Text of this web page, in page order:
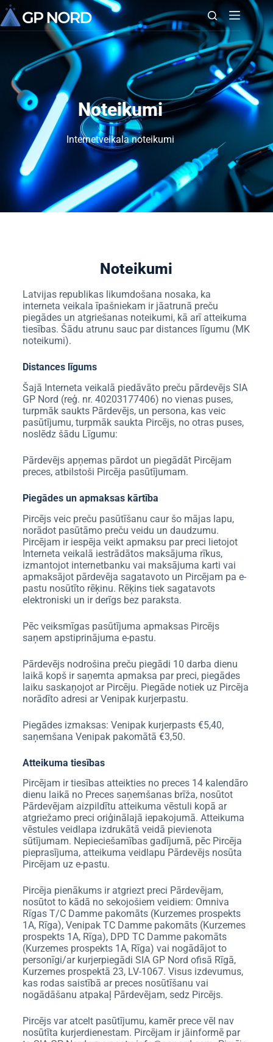
Noteikumi
Internetveikala noteikumi
Noteikumi
Latvijas republikas likumdošana nosaka, ka
interneta veikala īpašniekam ir jāatrunā preču
piegādes un atgriešanas noteikumi, kā arī atteikuma
tiesības. Šādu atrunu sauc par distances līgumu (MK
noteikumi).
Distances līgums
Šajā Interneta veikalā piedāvāto preču pārdevējs SIA
GP Nord (reģ. nr. 40203177406) no vienas puses,
turpmāk saukts Pārdevējs, un persona, kas veic
pasūtījumu, turpmāk saukta Pircējs, no otras puses,
noslēdz šādu Līgumu:
Pārdevējs apņemas pārdot un piegādāt Pircējam
preces, atbilstoši Pircēja pasūtījumam.
Piegādes un apmaksas kārtība
Pircējs veic preču pasūtīšanu caur šo mājas lapu,
norādot pasūtāmo preču veidu un daudzumu.
Pircējam ir iespēja veikt apmaksu par preci lietojot
Interneta veikalā iestrādātos maksājuma rīkus,
izmantojot internetbanku vai maksājuma karti vai
apmaksājot pārdevēja sagatavoto un Pircējam pa e-
pastu nosūtīto rēķinu. Rēķins tiek sagatavots
elektroniski un ir derīgs bez paraksta.
Pēc veiksmīgas pasūtījuma apmaksas Pircējs
saņem apstiprinājuma e-pastu.
Pārdevējs nodrošina preču piegādi 10 darba dienu
laikā kopš ir saņemta apmaksa par preci, piegādes
laiku saskaņojot ar Pircēju. Piegāde notiek uz Pircēja
norādīto adresi ar Venipak kurjerpastu.
Piegādes izmaksas: Venipak kurjerpasts €5,40,
saņemšana Venipak pakomātā €3,50.
Atteikuma tiesības
Pircējam ir tiesības atteikties no preces 14 kalendāro
dienu laikā no Preces saņemšanas brīža, nosūtot
Pārdevējam aizpildītu atteikuma vēstuli kopā ar
atgriežamo preci oriģinālajā iepakojumā. Atteikuma
vēstules veidlapa izdrukātā veidā pievienota
sūtījumam. Nepieciešamības gadījumā, pēc Pircēja
pieprasījuma, atteikuma veidlapu Pārdevējs nosūta
Pircējam uz e-pastu.
Pircēja pienākums ir atgriezt preci Pārdevējam,
nosūtot to kādā no sekojošiem veidiem: Omniva
Rīgas T/C Damme pakomāts (Kurzemes prospekts
1A, Rīga), Venipak TC Damme pakomāts (Kurzemes
prospekts 1A, Rīga), DPD TC Damme pakomāts
(Kurzemes prospekts 1A, Rīga) vai nogādājot to
personīgi/ar kurjerpiegādi SIA GP Nord ofisā Rīgā,
Kurzemes prospektā 23, LV-1067. Visus izdevumus,
kas rodas saistībā ar preces nosūtīšanu vai
nogādāšanu atpakaļ Pārdevējam, sedz Pircējs.
Pircējs var atcelt pasūtījumu, kamēr prece vēl nav
nosūtīta kurjerdienestam. Pircējam ir jāinformē par